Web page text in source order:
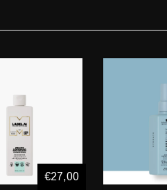
€27,00